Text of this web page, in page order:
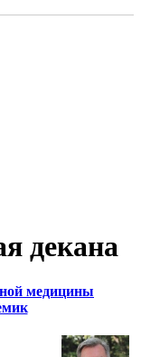
декана
медицины